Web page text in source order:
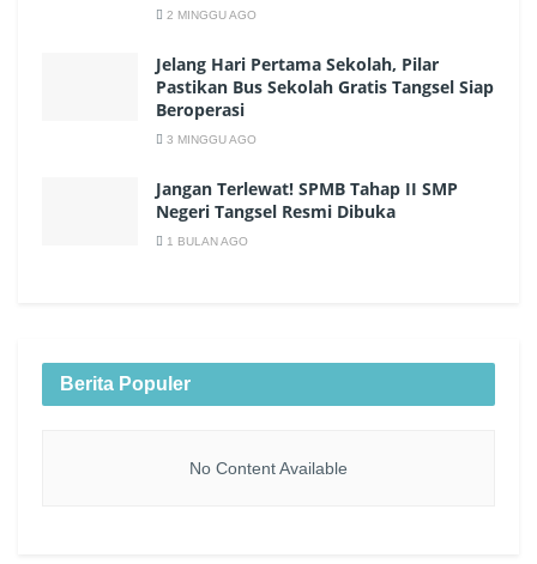
2 MINGGU AGO
Jelang Hari Pertama Sekolah, Pilar
Pastikan Bus Sekolah Gratis Tangsel Siap
Beroperasi
3 MINGGU AGO
Jangan Terlewat! SPMB Tahap II SMP
Negeri Tangsel Resmi Dibuka
1 BULAN AGO
Berita Populer
No Content Available